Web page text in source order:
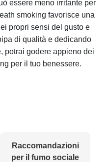
essere meno irritante per
smoking favorisce una
propri sensi del gusto e
di qualità e dedicando
potrai godere appieno dei
per il tuo benessere.
Raccomandazioni
per il fumo sociale